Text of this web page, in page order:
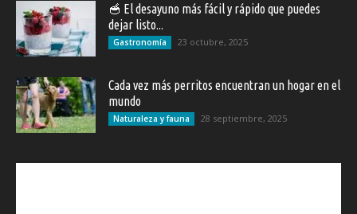
🥣 El desayuno más fácil y rápido que puedes
dejar listo...
Gastronomía 23 octubre, 2025
Cada vez más perritos encuentran un hogar en el
mundo
Naturaleza y fauna 28 septiembre, 2025